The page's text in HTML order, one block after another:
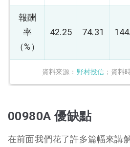
資料來源： 野村投信 ；資料
報酬
率
（%）
42.25 74.31
00980A 優缺點
在前面我們花了許多篇幅來講